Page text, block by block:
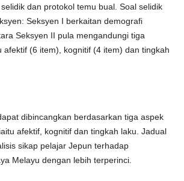
dan protokol temu bual. Soal selidik
Seksyen I berkaitan demografi
Seksyen II pula mengandungi tiga
afektif (6 item), kognitif (4 item) dan tingkah
dibincangkan berdasarkan tiga aspek
afektif, kognitif dan tingkah laku. Jadual
sikap pelajar Jepun terhadap
Melayu dengan lebih terperinci.